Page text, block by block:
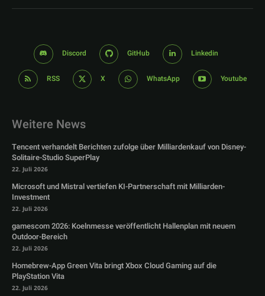
Discord GitHub Linkedin
RSS X WhatsApp Youtube
Weitere News
Tencent verhandelt Berichten zufolge über Milliardenkauf von Disney-
Solitaire-Studio SuperPlay
22. Juli 2026
Microsoft und Mistral vertiefen KI-Partnerschaft mit Milliarden-
Investment
22. Juli 2026
gamescom 2026: Koelnmesse veröffentlicht Hallenplan mit neuem
Outdoor-Bereich
22. Juli 2026
Homebrew-App Green Vita bringt Xbox Cloud Gaming auf die
PlayStation Vita
22. Juli 2026